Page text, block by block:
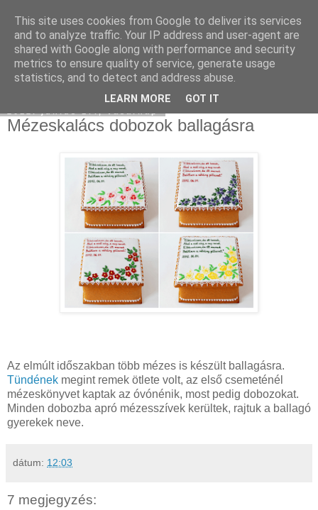
Moha Konyha
Mézeskalács dobozok ballagásra
Az elmúlt időszakban több mézes is készült ballagásra.
Tündének megint remek ötlete volt, az első csemeténél
mézeskönyvet kaptak az óvónénik, most pedig dobozokat.
Minden dobozba apró mézesszívek kerültek, rajtuk a ballagó
gyerekek neve.
dátum: 12:03
7 megjegyzés:
This site uses cookies from Google to deliver its services
and to analyze traffic. Your IP address and user-agent are
shared with Google along with performance and security
metrics to ensure quality of service, generate usage
statistics, and to detect and address abuse.
LEARN MORE GOT IT